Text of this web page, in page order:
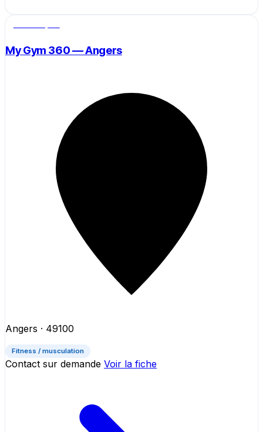
My Gym 360 — Angers
Angers · 49100
Fitness / musculation
Contact sur demande Voir la fiche